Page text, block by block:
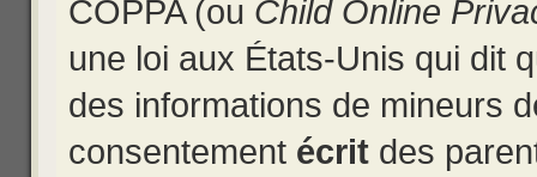
COPPA (ou Child Online
une loi aux États-Unis qui dit
des informations de mineurs
consentement écrit des